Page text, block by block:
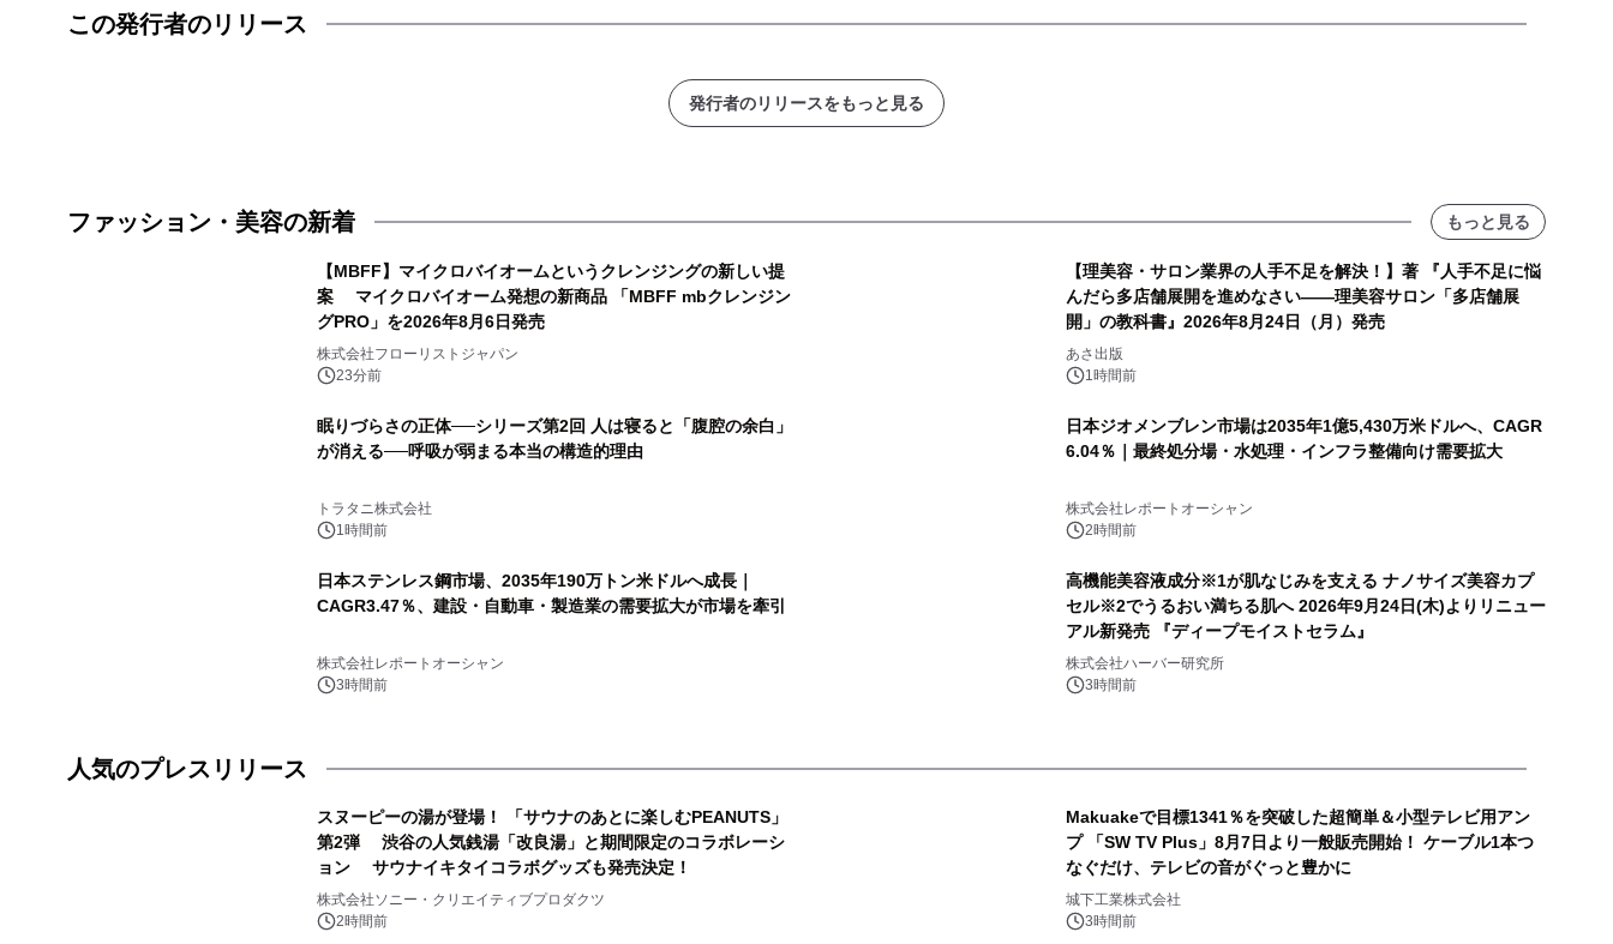
この発行者のリリース
発行者のリリースをもっと見る
ファッション・美容の新着 もっと見る
【MBFF】マイクロバイオームというクレンジングの新しい提
案 マイクロバイオーム発想の新商品 「MBFF mbクレンジン
グPRO」を2026年8月6日発売
株式会社フローリストジャパン
23分前
【理美容・サロン業界の人手不足を解決！】著 『人手不足に悩
んだら多店舗展開を進めなさい――理美容サロン「多店舗展
開」の教科書』2026年8月24日（月）発売
あさ出版
1時間前
眠りづらさの正体──シリーズ第2回 人は寝ると「腹腔の余白」
が消える──呼吸が弱まる本当の構造的理由
トラタニ株式会社
1時間前
日本ジオメンブレン市場は2035年1億5,430万米ドルへ、CAGR
6.04％｜最終処分場・水処理・インフラ整備向け需要拡大
株式会社レポートオーシャン
2時間前
日本ステンレス鋼市場、2035年190万トン米ドルへ成長｜
CAGR3.47％、建設・自動車・製造業の需要拡大が市場を牽引
株式会社レポートオーシャン
3時間前
高機能美容液成分※1が肌なじみを支える ナノサイズ美容カプ
セル※2でうるおい満ちる肌へ 2026年9月24日(木)よりリニュー
アル新発売 『ディープモイストセラム』
株式会社ハーバー研究所
3時間前
人気のプレスリリース
スヌーピーの湯が登場！ 「サウナのあとに楽しむPEANUTS」
第2弾 渋谷の人気銭湯「改良湯」と期間限定のコラボレーシ
ョン サウナイキタイコラボグッズも発売決定！
株式会社ソニー・クリエイティブプロダクツ
2時間前
Makuakeで目標1341％を突破した超簡単＆小型テレビ用アン
プ 「SW TV Plus」8月7日より一般販売開始！ ケーブル1本つ
なぐだけ、テレビの音がぐっと豊かに
城下工業株式会社
3時間前